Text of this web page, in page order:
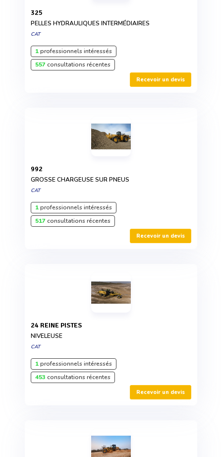
325
PELLES HYDRAULIQUES INTERMÉDIAIRES
CAT
1professionnels intéressés
557consultations récentes
Recevoir un devis
992
GROSSE CHARGEUSE SUR PNEUS
CAT
1professionnels intéressés
517consultations récentes
Recevoir un devis
24 REINE PISTES
NIVELEUSE
CAT
1professionnels intéressés
453 consultations récentes
Recevoir un devis